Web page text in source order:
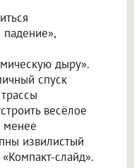
дыру».
спуск
весёлое
менее
извилистый
слайд».